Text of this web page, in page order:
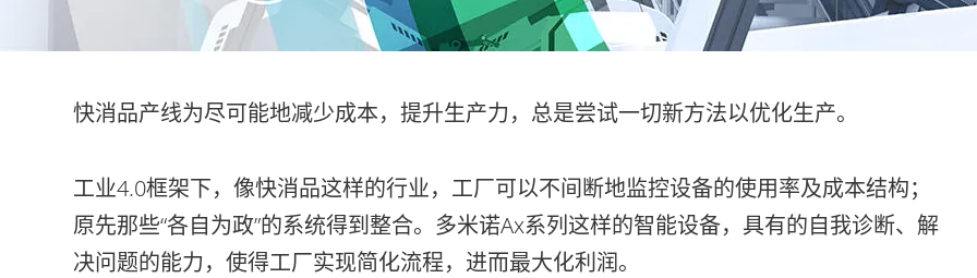
快消品产线为尽可能地减少成本，提升生产力，总是尝试一切新方法以优化生产。
工业4.0框架下，像快消品这样的行业，工厂可以不间断地监控设备的使用率及成本结构；
原先那些“各自为政”的系统得到整合。多米诺Ax系列这样的智能设备，具有的自我诊断、解
决问题的能力，使得工厂实现简化流程，进而最大化利润。